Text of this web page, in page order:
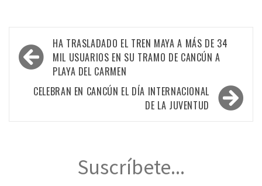
Navegación
de
entradas
HA TRASLADADO EL TREN MAYA A MÁS DE 34
MIL USUARIOS EN SU TRAMO DE CANCÚN A
PLAYA DEL CARMEN
CELEBRAN EN CANCÚN EL DÍA INTERNACIONAL
DE LA JUVENTUD
Suscríbete...